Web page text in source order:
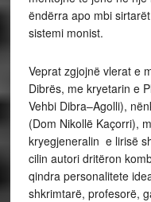
ëndërra apo mbi
sistemi monist.
Veprat zgjojnë vlerat e
Dibrës, me kryetarin e
Vehbi Dibra–Agolli),
(Dom Nikollë Kaçorri),
kryegjeneralin e lirisë
cilin autori dritëron
qindra personalitete
shkrimtarë, profesorë,